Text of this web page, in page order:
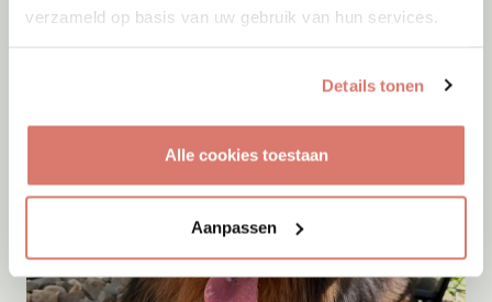
verzameld op basis van uw gebruik van hun services.
Details tonen
Alle cookies toestaan
Aanpassen